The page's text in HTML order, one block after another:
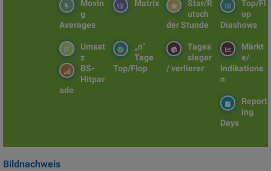
Top/Fl
op
Diashows
Star/R
utsch
der Stunde
Matrix
Movin
g
Averages
Märkt
e/
Indikatione
n
Tages
sieger
/ verlierer
„n“
Tage
Top/Flop
Umsat
z
BS-
Hitpar
ade
Report
ing
Days
Bildnachweis